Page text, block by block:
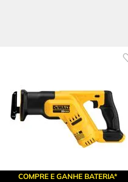
COMPRE E GANHE BATERIA*